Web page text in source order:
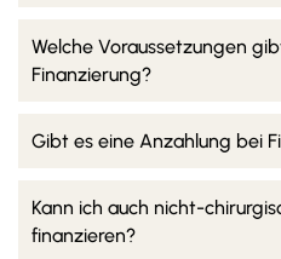
Welche Voraussetzungen
Finanzierung?
Gibt es eine Anzahlung bei
Kann ich auch nicht-
finanzieren?